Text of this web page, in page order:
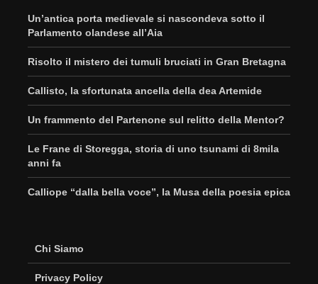
Un’antica porta medievale si nascondeva sotto il
Parlamento olandese all’Aia
Risolto il mistero dei tumuli bruciati in Gran Bretagna
Callisto, la sfortunata ancella della dea Artemide
Un frammento del Partenone sul relitto della Mentor?
Le Frane di Storegga, storia di uno tsunami di 8mila
anni fa
Calliope “dalla bella voce”, la Musa della poesia epica
Chi Siamo
Privacy Policy